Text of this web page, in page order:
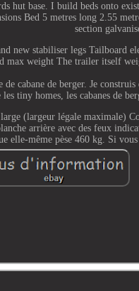
hut base. I build beds onto
Bed 5 metres long 2.55
section
new stabiliser legs
max weight The trailer itself
cabane de berger. Je
tiny homes, les cabanes de
(largeur légale maximale)
arrière avec des feux
elle-même pèse 460 kg. Si vous